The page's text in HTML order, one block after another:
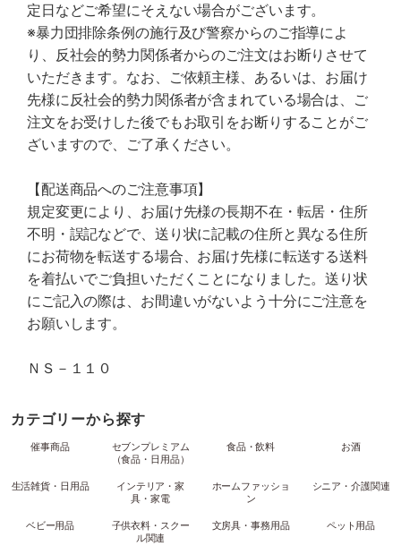
定日などご希望にそえない場合がございます。
※暴力団排除条例の施行及び警察からのご指導によ
り、反社会的勢力関係者からのご注文はお断りさせて
いただきます。なお、ご依頼主様、あるいは、お届け
先様に反社会的勢力関係者が含まれている場合は、ご
注文をお受けした後でもお取引をお断りすることがご
ざいますので、ご了承ください。
【配送商品へのご注意事項】
規定変更により、お届け先様の長期不在・転居・住所
不明・誤記などで、送り状に記載の住所と異なる住所
にお荷物を転送する場合、お届け先様に転送する送料
を着払いでご負担いただくことになりました。送り状
にご記入の際は、お間違いがないよう十分にご注意を
お願いします。
ＮＳ－１１０
カテゴリーから探す
催事商品
セブンプレミアム
（食品・日用品）
食品・飲料 お酒
生活雑貨・日用品
インテリア・家
具・家電
ホームファッショ
ン
シニア・介護関連
ベビー用品
子供衣料・スクー
ル関連
文房具・事務用品 ペット用品